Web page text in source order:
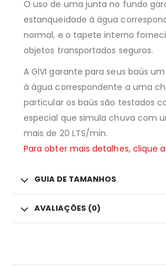
O uso de uma junta no fundo
estanqueidade à água
normal, e o tapete interno
objetos transportados seguros.
A GIVI garante para seus baús
à água correspondente a uma
particular os baús são testados
especial que simula chuva com
mais de 20 LTS/min.
Para obter mais detalhes, clique
GUIA DE TAMANHOS
AVALIAÇÕES (0)